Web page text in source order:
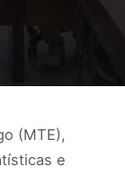
(MTE),
e